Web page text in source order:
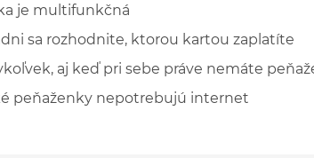
je multifunkčná
sa rozhodnite, ktorou kartou zaplatíte
aj keď pri sebe práve nemáte
peňaženky nepotrebujú internet